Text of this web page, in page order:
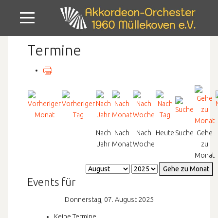
Mobile Menu Toggle
Termine
Nach
Jahr
Nach
Monat
Nach
Woche
Heute Suche Gehe
zu
Monat
Gehe zu Monat
Events für
Donnerstag, 07. August 2025
Keine Termine